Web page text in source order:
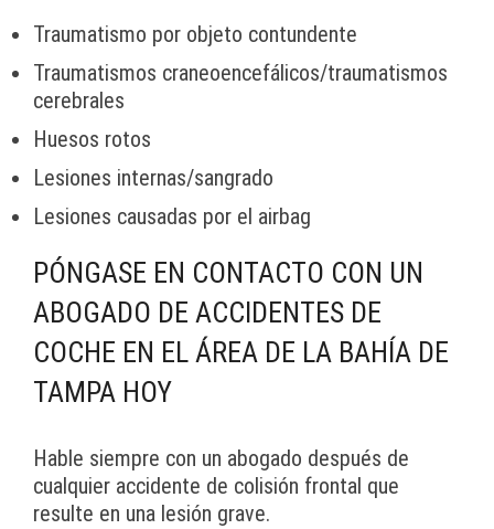
Traumatismo por objeto contundente
Traumatismos craneoencefálicos/traumatismos
cerebrales
Huesos rotos
Lesiones internas/sangrado
Lesiones causadas por el airbag
PÓNGASE EN CONTACTO CON UN
ABOGADO DE ACCIDENTES DE
COCHE EN EL ÁREA DE LA BAHÍA DE
TAMPA HOY
Hable siempre con un abogado después de
cualquier accidente de colisión frontal que
resulte en una lesión grave.